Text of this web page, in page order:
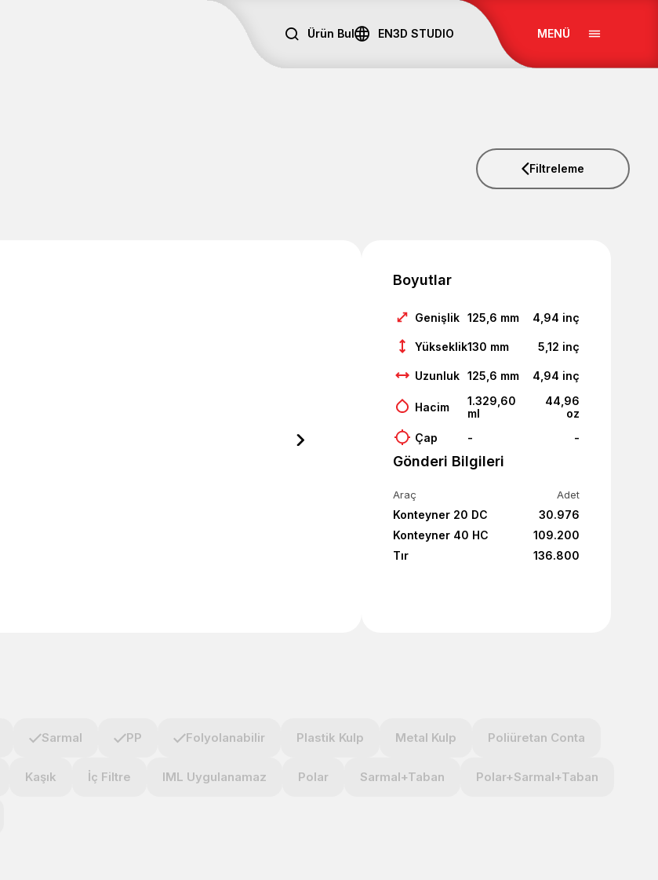
Ürün Bul EN3D STUDIO MENÜ
Filtreleme
Boyutlar
Genişlik 125,6 mm 4,94 inç
Yükseklik130 mm 5,12 inç
Uzunluk 125,6 mm 4,94 inç
Hacim
1.329,60
ml
44,96
oz
Çap
- -
Gönderi Bilgileri
Araç Adet
Konteyner 20 DC
30.976
Konteyner 40 HC
109.200
Tır
136.800
Sarmal PP Folyolanabilir Plastik Kulp Metal Kulp Poliüretan Conta
Kaşık İç Filtre IML Uygulanamaz Polar Sarmal+Taban Polar+Sarmal+Taban